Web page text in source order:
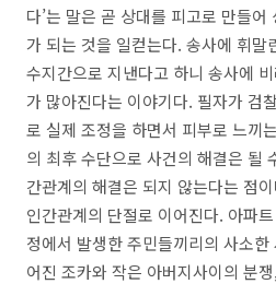
다’는 말은 곧 상대를 피고로 만들어
가 되는 것을 일컫는다. 송사에 휘말
수지간으로 지낸다고 하니 송사에
가 많아진다는 이야기다. 필자가 검
로 실제 조정을 하면서 피부로 느끼
의 최후 수단으로 사건의 해결은 될
간관계의 해결은 되지 않는다는 점
인간관계의 단절로 이어진다. 아파
정에서 발생한 주민들끼리의 사소한
어진 조카와 작은 아버지사이의 분쟁